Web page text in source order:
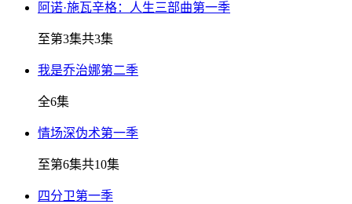
阿诺·施瓦辛格：人生三部曲第一季
至第3集共3集
我是乔治娜第二季
全6集
情场深伪术第一季
至第6集共10集
四分卫第一季